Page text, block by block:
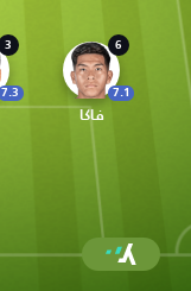
3
7.3
6
7.1
فاكا